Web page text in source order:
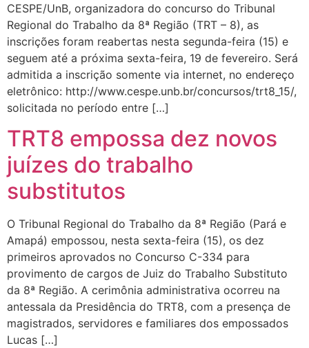
CESPE/UnB, organizadora do concurso do Tribunal
Regional do Trabalho da 8ª Região (TRT – 8), as
inscrições foram reabertas nesta segunda-feira (15) e
seguem até a próxima sexta-feira, 19 de fevereiro. Será
admitida a inscrição somente via internet, no endereço
eletrônico: http://www.cespe.unb.br/concursos/trt8_15/,
solicitada no período entre […]
TRT8 empossa dez novos
juízes do trabalho
substitutos
O Tribunal Regional do Trabalho da 8ª Região (Pará e
Amapá) empossou​,​ nesta sexta-feira (15), os dez
primeiros aprovados no Concurso C-334 para
provimento de cargos de Juiz do Trabalho Substituto
da 8ª Região. A cerimônia administrativa ocorreu na
antessala da Presidência do TRT8, com a presença de
magistrados, servidores e familiares dos empossados
Lucas […]